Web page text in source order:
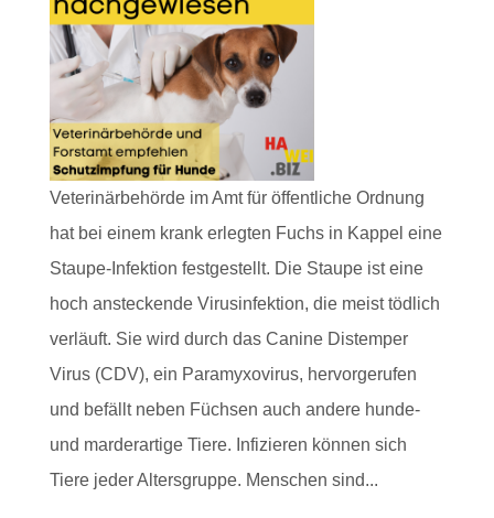
Veterinärbehörde im Amt für öffentliche Ordnung
hat bei einem krank erlegten Fuchs in Kappel eine
Staupe-Infektion festgestellt. Die Staupe ist eine
hoch ansteckende Virusinfektion, die meist tödlich
verläuft. Sie wird durch das Canine Distemper
Virus (CDV), ein Paramyxovirus, hervorgerufen
und befällt neben Füchsen auch andere hunde-
und marderartige Tiere. Infizieren können sich
Tiere jeder Altersgruppe. Menschen sind...